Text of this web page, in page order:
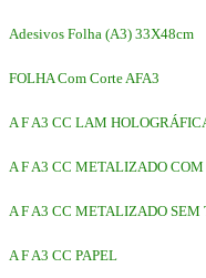
Adesivos Folha (A3) 33X48cm
FOLHA Com Corte AFA3
A F A3 CC LAM
A F A3 CC METALIZADO
A F A3 CC METALIZADO
A F A3 CC PAPEL